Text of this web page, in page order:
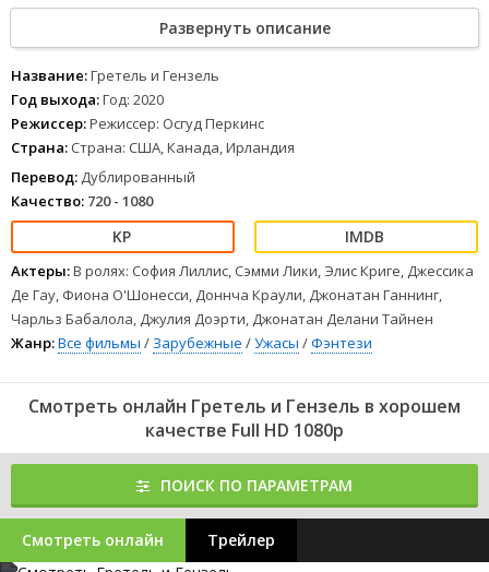
без дома - мать выгоняет их, решив, что дети должны сами о себе
заботиться. Скитаясь по лесу и страдая от голода, Гретель
и Гензель набредают на подозрительную избушку,
где обнаруживают накрытый яствами стол. Как
кто-то ждал их появления.
1 23 45 678
Развернуть описание
Название:Гретель и Гензель
Год выхода:Год: 2020
Режиссер:Режиссер: Осгуд Перкинс
Страна: Страна: США, Канада, Ирландия
Перевод: Дублированный
Качество: 720 - 1080
Актеры:В ролях: София Лиллис, Сэмми Лики, Элис Криге, Джессика
Де Гау, Фиона О'Шонесси, Доннча Краули, Джонатан Ганнинг,
Чарльз Бабалола, Джулия Доэрти, Джонатан Делани Тайнен
Жанр:Все фильмы / Зарубежные /Ужасы /Фэнтези
Смотреть онлайн Гретель и Гензель в хорошем
качестве Full HD 1080p
ПОИСК ПО ПАРАМЕТРАМ
Смотреть онлайн Трейлер